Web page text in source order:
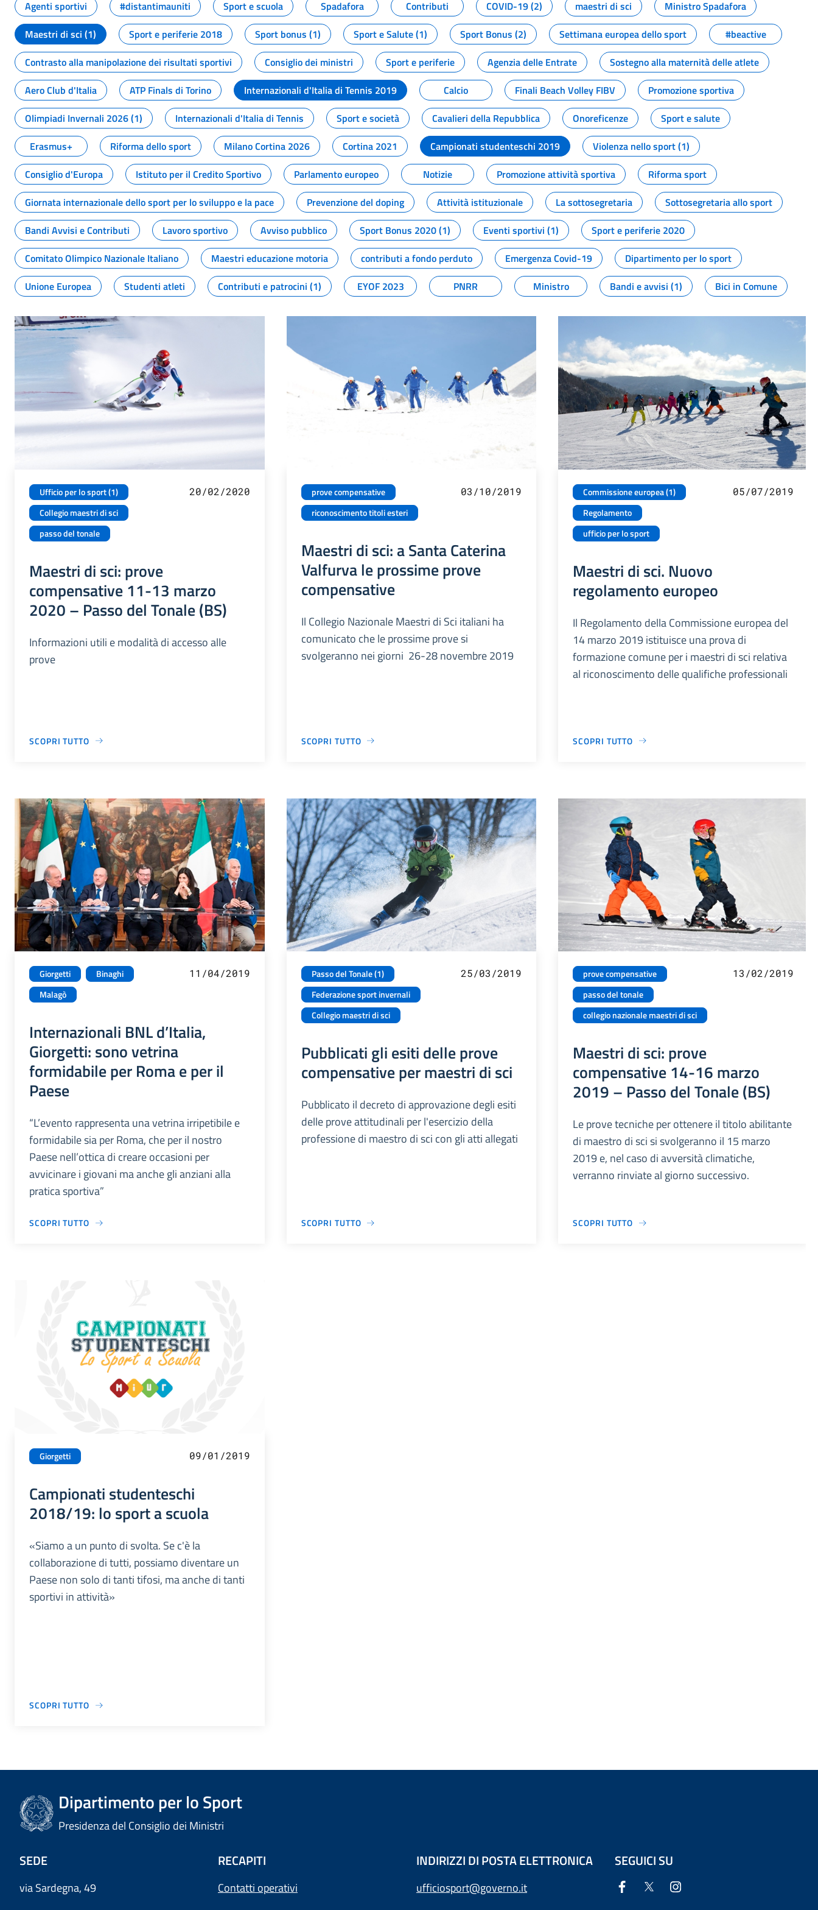
Agenti sportivi
#distantimauniti Sport e scuola Spadafora Contributi COVID-19 (2) maestri di sci
Ministro Spadafora
Maestri di sci (1)
Sport e periferie 2018 Sport bonus (1) Sport e Salute (1) Sport Bonus (2) Settimana europea dello sport
#beactive
Contrasto alla manipolazione dei risultati sportivi
Consiglio dei ministri Sport e periferie Agenzia delle Entrate
Sostegno alla maternità delle atlete
Aero Club d'Italia
ATP Finals di Torino Internazionali d'Italia di Tennis 2019 Calcio Finali Beach Volley FIBV
Promozione sportiva
Olimpiadi Invernali 2026 (1)
Internazionali d'Italia di Tennis Sport e società Cavalieri della Repubblica Onoreficenze
Sport e salute
Erasmus+
Riforma dello sport Milano Cortina 2026 Cortina 2021 Campionati studenteschi 2019
Violenza nello sport (1)
Consiglio d'Europa
Istituto per il Credito Sportivo Parlamento europeo Notizie Promozione attività sportiva
Riforma sport
Giornata internazionale dello sport per lo sviluppo e la pace
Prevenzione del doping Attività istituzionale La sottosegretaria
Sottosegretaria allo sport
Bandi Avvisi e Contributi
Lavoro sportivo Avviso pubblico Sport Bonus 2020 (1) Eventi sportivi (1)
Sport e periferie 2020
Comitato Olimpico Nazionale Italiano
Maestri educazione motoria contributi a fondo perduto Emergenza Covid-19
Dipartimento per lo sport
Unione Europea
Studenti atleti Contributi e patrocini (1) EYOF 2023 PNRR Ministro Bandi e avvisi (1) Bici in Comune
Ufficio per lo sport (1)
Collegio maestri di sci
passo del tonale
20/02/2020
Maestri di sci: prove
compensative 11-13 marzo
2020 – Passo del Tonale (BS)
Informazioni utili e modalità di accesso alle
prove
SCOPRI TUTTO
prove compensative
riconoscimento titoli esteri
03/10/2019
Maestri di sci: a Santa Caterina
Valfurva le prossime prove
compensative
Il Collegio Nazionale Maestri di Sci italiani ha
comunicato che le prossime prove si
svolgeranno nei giorni 26-28 novembre 2019
SCOPRI TUTTO
Commissione europea (1)
Regolamento
ufficio per lo sport
05/07/2019
Maestri di sci. Nuovo
regolamento europeo
Il Regolamento della Commissione europea del
14 marzo 2019 istituisce una prova di
formazione comune per i maestri di sci relativa
al riconoscimento delle qualifiche professionali
SCOPRI TUTTO
Giorgetti
Binaghi
Malagò
11/04/2019
Internazionali BNL d’Italia,
Giorgetti: sono vetrina
formidabile per Roma e per il
Paese
“L’evento rappresenta una vetrina irripetibile e
formidabile sia per Roma, che per il nostro
Paese nell’ottica di creare occasioni per
avvicinare i giovani ma anche gli anziani alla
pratica sportiva”
SCOPRI TUTTO
Passo del Tonale (1)
Federazione sport invernali
Collegio maestri di sci
25/03/2019
Pubblicati gli esiti delle prove
compensative per maestri di sci
Pubblicato il decreto di approvazione degli esiti
delle prove attitudinali per l'esercizio della
professione di maestro di sci con gli atti allegati
SCOPRI TUTTO
prove compensative
passo del tonale
collegio nazionale maestri di sci
13/02/2019
Maestri di sci: prove
compensative 14-16 marzo
2019 – Passo del Tonale (BS)
Le prove tecniche per ottenere il titolo abilitante
di maestro di sci si svolgeranno il 15 marzo
2019 e, nel caso di avversità climatiche,
verranno rinviate al giorno successivo.
SCOPRI TUTTO
Giorgetti 09/01/2019
Campionati studenteschi
2018/19: lo sport a scuola
«Siamo a un punto di svolta. Se c'è la
collaborazione di tutti, possiamo diventare un
Paese non solo di tanti tifosi, ma anche di tanti
sportivi in attività»
SCOPRI TUTTO
Dipartimento per lo Sport
Presidenza del Consiglio dei Ministri
SEDE
via Sardegna, 49
RECAPITI
Contatti operativi
INDIRIZZI DI POSTA ELETTRONICA
ufficiosport@governo.it
SEGUICI SU